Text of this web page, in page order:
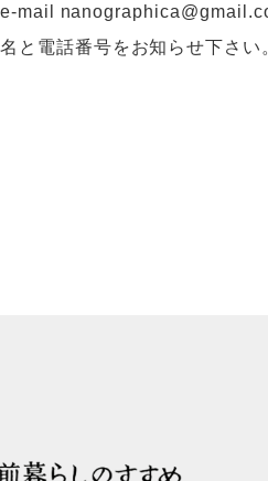
番号をお知らせ下さい